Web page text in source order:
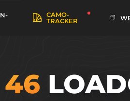
CAMO-
TRACKER
46